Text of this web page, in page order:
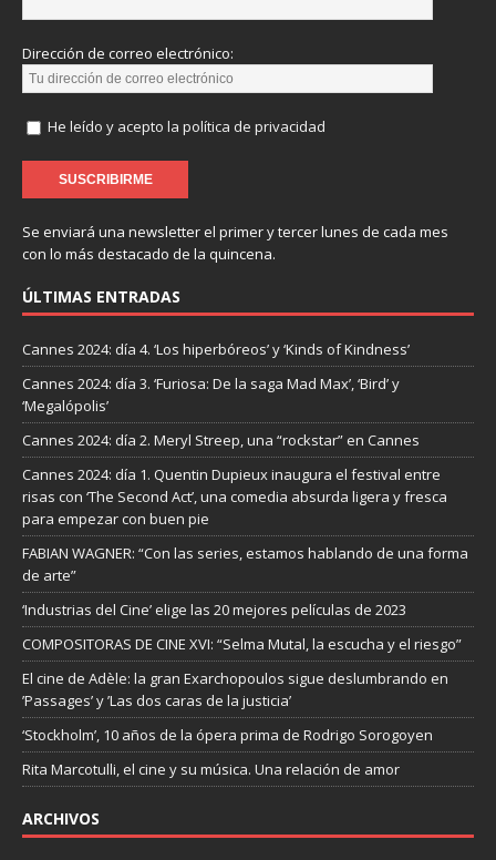
Dirección de correo electrónico:
He leído y acepto la política de privacidad
Se enviará una newsletter el primer y tercer lunes de cada mes
con lo más destacado de la quincena.
ÚLTIMAS ENTRADAS
Cannes 2024: día 4. ‘Los hiperbóreos’ y ‘Kinds of Kindness’
Cannes 2024: día 3. ‘Furiosa: De la saga Mad Max’, ‘Bird’ y
‘Megalópolis’
Cannes 2024: día 2. Meryl Streep, una “rockstar” en Cannes
Cannes 2024: día 1. Quentin Dupieux inaugura el festival entre
risas con ‘The Second Act’, una comedia absurda ligera y fresca
para empezar con buen pie
FABIAN WAGNER: “Con las series, estamos hablando de una forma
de arte”
‘Industrias del Cine’ elige las 20 mejores películas de 2023
COMPOSITORAS DE CINE XVI: “Selma Mutal, la escucha y el riesgo”
El cine de Adèle: la gran Exarchopoulos sigue deslumbrando en
’Passages’ y ’Las dos caras de la justicia’
‘Stockholm’, 10 años de la ópera prima de Rodrigo Sorogoyen
Rita Marcotulli, el cine y su música. Una relación de amor
ARCHIVOS